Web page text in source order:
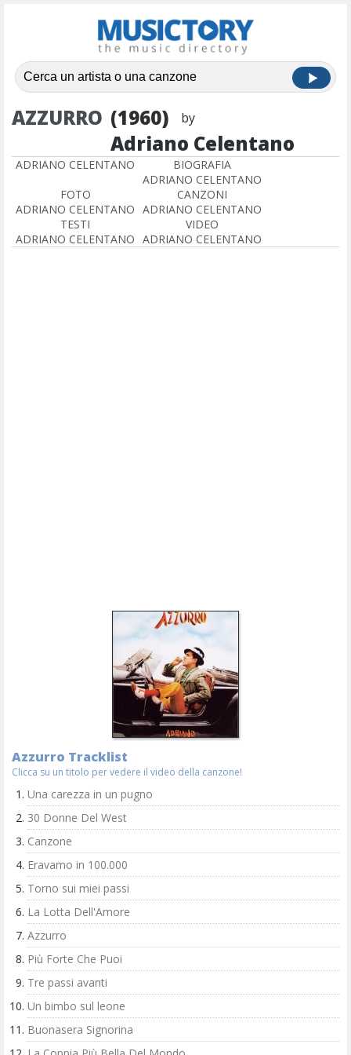
AZZURRO (1960) by
Adriano Celentano
ADRIANO CELENTANO
BIOGRAFIA
ADRIANO CELENTANO
FOTO
ADRIANO CELENTANO
CANZONI
ADRIANO CELENTANO
TESTI
ADRIANO CELENTANO
VIDEO
ADRIANO CELENTANO
Azzurro Tracklist
Clicca su un titolo per vedere il video della canzone!
Una carezza in un pugno
30 Donne Del West
Canzone
Eravamo in 100.000
Torno sui miei passi
La Lotta Dell'Amore
Azzurro
Più Forte Che Puoi
Tre passi avanti
Un bimbo sul leone
Buonasera Signorina